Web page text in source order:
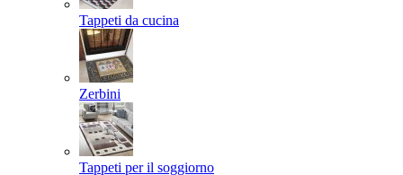
Tappeti da cucina
Zerbini
Tappeti per il soggiorno